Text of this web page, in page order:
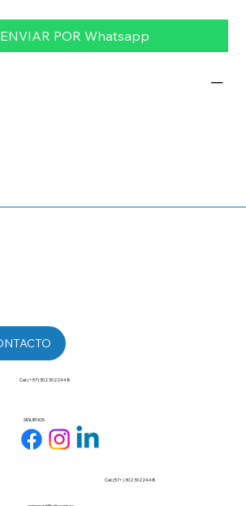
ENVIAR POR Whatsapp
SÍGUENOS
Cel: (+57) 302 3022448
Cel: (57+) 302 3022448